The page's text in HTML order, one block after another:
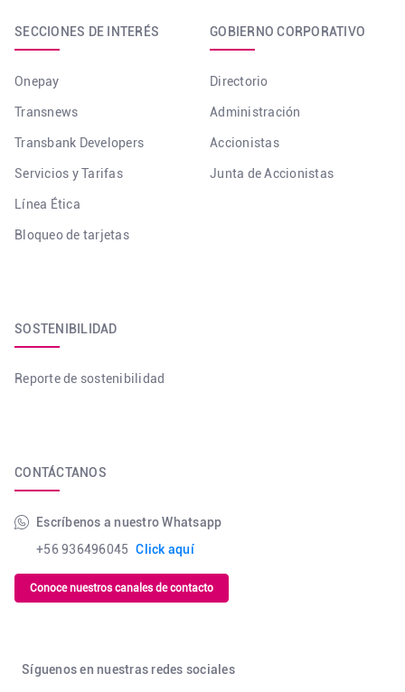
SECCIONES DE INTERÉS
Onepay
Transnews
Transbank Developers
Servicios y Tarifas
Línea Ética
Bloqueo de tarjetas
GOBIERNO CORPORATIVO
Directorio
Administración
Accionistas
Junta de Accionistas
SOSTENIBILIDAD
Reporte de sostenibilidad
CONTÁCTANOS
Escríbenos a nuestro Whatsapp
+56 936496045 Click aquí
Conoce nuestros canales de contacto
Síguenos en nuestras redes sociales